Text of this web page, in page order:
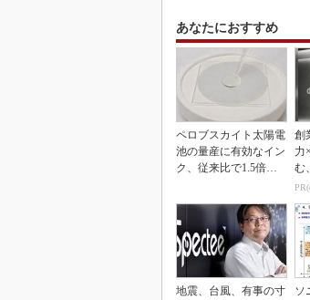
あなたにおすすめ
ペロブスカイト太陽電
池の量産に有効なイン
ク、従来比で1.5倍の
創
力
む
地震、台風、有事の寸
ソ